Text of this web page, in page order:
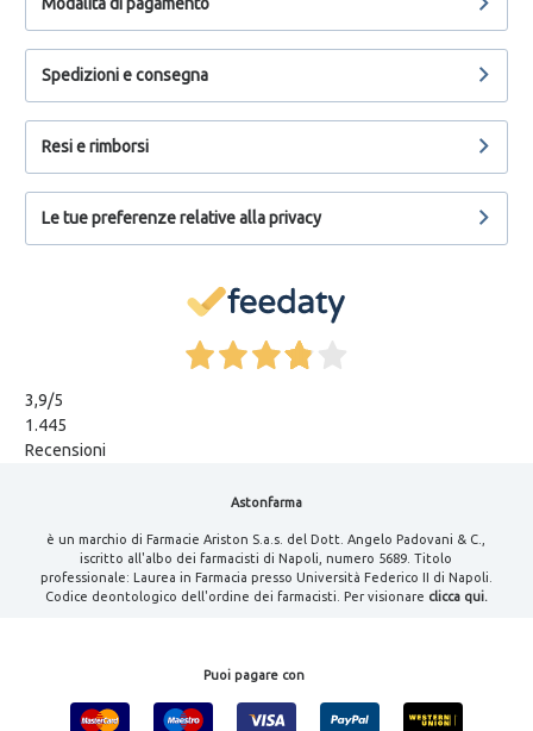
Spedizioni e consegna
Resi e rimborsi
Le tue preferenze relative alla privacy
3,9/5
1.445
Recensioni
Astonfarma
è un marchio di Farmacie Ariston S.a.s. del Dott. Angelo Padovani & C.,
iscritto all'albo dei farmacisti di Napoli, numero 5689. Titolo
professionale: Laurea in Farmacia presso Università Federico II di Napoli.
Codice deontologico dell'ordine dei farmacisti. Per visionare clicca qui.
Puoi pagare con